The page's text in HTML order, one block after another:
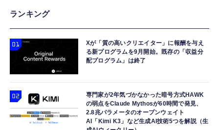
ランキング
Xが「質の高いクリエイター」に報酬を与え
る新プログラムを9月開始。既存の「収益分
配プログラム」は終了
専門家が2年気づかなかった暗号方式HAWK
の弱点をClaude Mythosが60時間で発見、
2.8兆パラメータのオープンウェイト
AI「Kimi K3」など生成AI技術5つを解説（生